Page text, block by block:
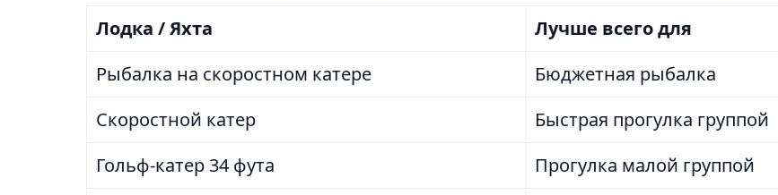
Лодка / Яхта
Лучше всего для
Рыбалка на скоростном катере
Бюджетная рыбалка
Скоростной катер
Быстрая прогулка группой
Гольф-катер 34 фута
Прогулка малой группой